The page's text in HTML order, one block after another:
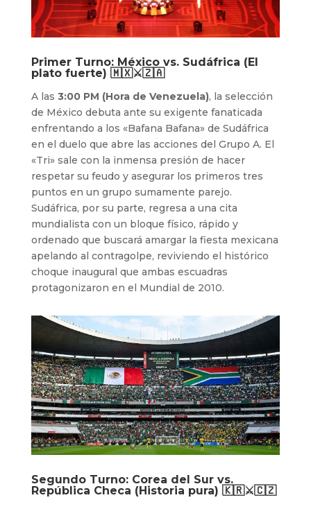
Primer Turno: México vs. Sudáfrica (El
plato fuerte) 🇲🇽⚔️🇿🇦
A las 3:00 PM (Hora de Venezuela), la selección
de México debuta ante su exigente fanaticada
enfrentando a los «Bafana Bafana» de Sudáfrica
en el duelo que abre las acciones del Grupo A. El
«Tri» sale con la inmensa presión de hacer
respetar su feudo y asegurar los primeros tres
puntos en un grupo sumamente parejo.
Sudáfrica, por su parte, regresa a una cita
mundialista con un bloque físico, rápido y
ordenado que buscará amargar la fiesta mexicana
apelando al contragolpe, reviviendo el histórico
choque inaugural que ambas escuadras
protagonizaron en el Mundial de 2010.
Segundo Turno: Corea del Sur vs.
República Checa (Historia pura) 🇰🇷⚔️🇨🇿